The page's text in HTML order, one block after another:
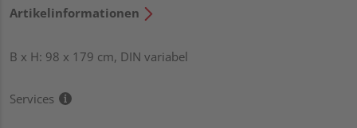
Artikelinformationen
B x H: 98 x 179 cm, DIN variabel
Services